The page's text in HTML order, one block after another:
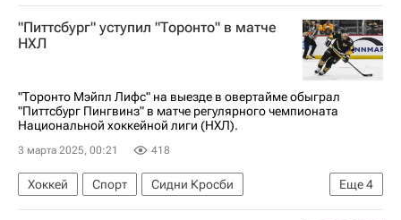
Валерий Ничушкин
Торонто Мэйпл Лифс
Колорадо Эвеланш
Виннипег Джетс
"Питтсбург" уступил "Торонто" в матче
НХЛ
"Торонто Мэйпл Лифс" на выезде в овертайме обыграл
"Питтсбург Пингвинз" в матче регулярного чемпионата
Национальной хоккейной лиги (НХЛ).
3 марта 2025, 00:21 418
Еще4
Хоккей Спорт
Сидни Кросби
Торонто Мэйпл Лифс
Макс Доми